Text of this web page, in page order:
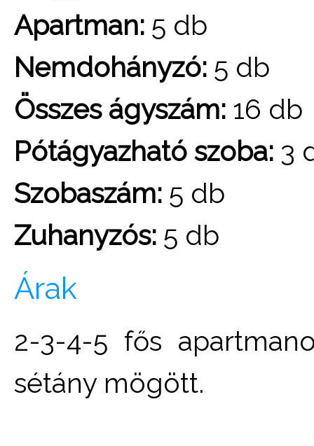
Apartman: 5 db
Nemdohányzó: 5 db
Összes ágyszám: 16 db
Pótágyazható szoba: 3
Szobaszám: 5 db
Zuhanyzós: 5 db
Árak
2-3-4-5 fős
sétány mögött.